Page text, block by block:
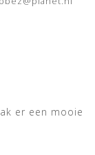
er een mooie